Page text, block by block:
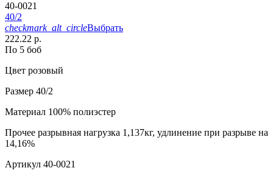
40-0021
40/2
checkmark_alt_circleВыбрать
222.22 р.
По 5 боб
Цвет розовый
Размер 40/2
Материал 100% полиэстер
Прочее разрывная нагрузка 1,137кг, удлинение при разрыве на
14,16%
Артикул 40-0021